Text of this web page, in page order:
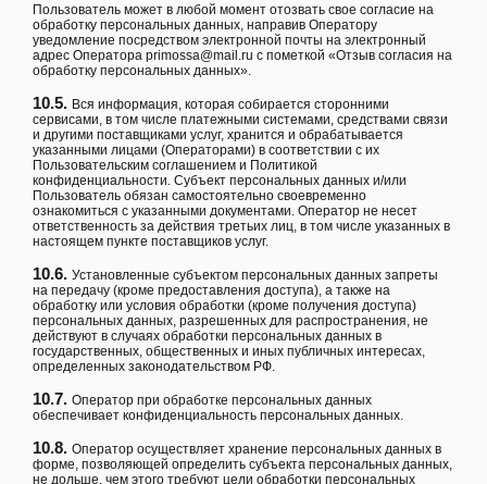
Пользователь может в любой момент отозвать свое согласие на
обработку персональных данных, направив Оператору
уведомление посредством электронной почты на электронный
адрес Оператора primossa@mail.ru с пометкой «Отзыв согласия на
обработку персональных данных».
10.5. Вся информация, которая собирается сторонними
сервисами, в том числе платежными системами, средствами связи
и другими поставщиками услуг, хранится и обрабатывается
указанными лицами (Операторами) в соответствии с их
Пользовательским соглашением и Политикой
конфиденциальности. Субъект персональных данных и/или
Пользователь обязан самостоятельно своевременно
ознакомиться с указанными документами. Оператор не несет
ответственность за действия третьих лиц, в том числе указанных в
настоящем пункте поставщиков услуг.
10.6. Установленные субъектом персональных данных запреты
на передачу (кроме предоставления доступа), а также на
обработку или условия обработки (кроме получения доступа)
персональных данных, разрешенных для распространения, не
действуют в случаях обработки персональных данных в
государственных, общественных и иных публичных интересах,
определенных законодательством РФ.
10.7. Оператор при обработке персональных данных
обеспечивает конфиденциальность персональных данных.
10.8. Оператор осуществляет хранение персональных данных в
форме, позволяющей определить субъекта персональных данных,
не дольше, чем этого требуют цели обработки персональных